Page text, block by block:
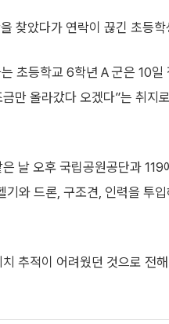
찾았다가 연락이 끊긴 초등
초등학교 6학년 A 군은 10일
만 올라갔다 오겠다”는 취지
날 오후 국립공원공단과 119
와 드론, 구조견, 인력을 투
추적이 어려웠던 것으로 전